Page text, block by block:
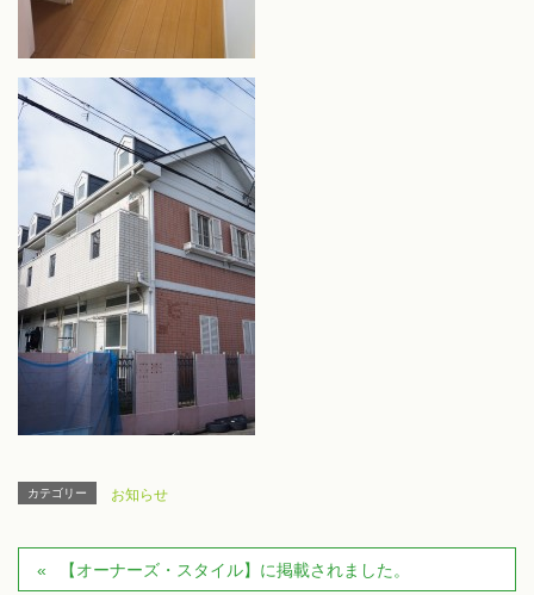
カテゴリー お知らせ
【オーナーズ・スタイル】に掲載されました。